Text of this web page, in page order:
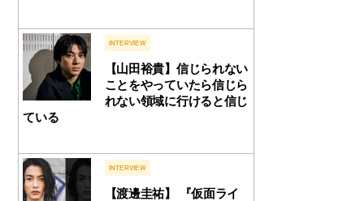
INTERVIEW
【山田裕貴】信じられない
ことをやっていたら信じら
れない領域に行けると信じ
ている
INTERVIEW
【渡邊圭祐】 『仮面ライ